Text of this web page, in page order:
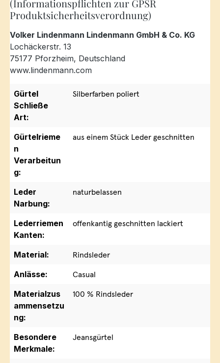
(Informationspflichten zur GPSR
Produktsicherheitsverordnung)
Volker Lindenmann Lindenmann GmbH & Co. KG
Lochäckerstr. 13
75177 Pforzheim, Deutschland
www.lindenmann.com
Gürtel
Schließe
Art:
Silberfarben poliert
Gürtelrieme
n
Verarbeitun
g:
aus einem Stück Leder geschnitten
Leder
Narbung:
naturbelassen
Lederriemen
Kanten:
offenkantig geschnitten lackiert
Material:
Rindsleder
Anlässe:
Casual
Materialzus
ammensetzu
ng:
100 % Rindsleder
Besondere
Merkmale:
Jeansgürtel